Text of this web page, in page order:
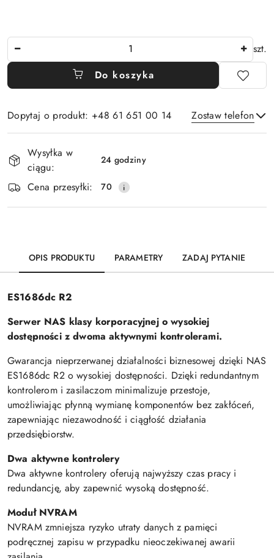
Ilość
szt.
Do koszyka
Dopytaj o produkt: +48 61 651 00 14 Zostaw telefon
Dostępność
i
dostawa
Wysyłka w
ciągu:
24 godziny
Cena przesyłki: 70
OPIS PRODUKTU PARAMETRY ZADAJ PYTANIE
ES1686dc R2
Serwer NAS klasy korporacyjnej o wysokiej
dostępności z dwoma aktywnymi kontrolerami.
Gwarancja nieprzerwanej działalności biznesowej dzięki NAS
ES1686dc R2 o wysokiej dostępności. Dzięki redundantnym
kontrolerom i zasilaczom minimalizuje przestoje,
umożliwiając płynną wymianę komponentów bez zakłóceń,
zapewniając niezawodność i ciągłość działania
przedsiębiorstw.
Dwa aktywne kontrolery
Dwa aktywne kontrolery oferują najwyższy czas pracy i
redundancję, aby zapewnić wysoką dostępność.
Moduł NVRAM
NVRAM zmniejsza ryzyko utraty danych z pamięci
podręcznej zapisu w przypadku nieoczekiwanej awarii